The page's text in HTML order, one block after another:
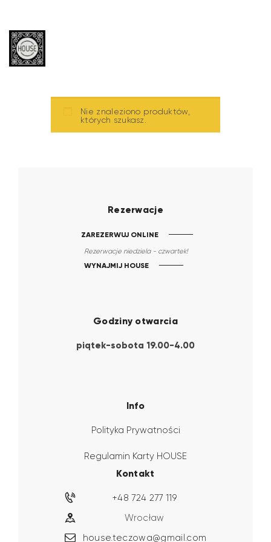
Nie znaleziono produktów,
których szukasz.
Rezerwacje
ZAREZERWUJ ONLINE
Rezerwacje niedziela - czwartek!
WYNAJMIJ HOUSE
Godziny otwarcia
piątek-sobota 19.00-4.00
Info
Polityka Prywatności
Regulamin Karty HOUSE
Kontakt
Wrocław
house.teczowa@gmail.com
+48 724 277 119